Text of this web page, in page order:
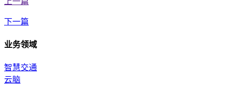
下一篇
业务领域
智慧交通
云脑